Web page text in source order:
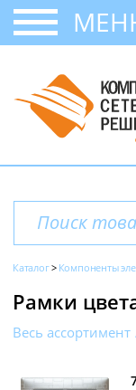
Каталог Компоненты
Рамки
Весь ассортимент